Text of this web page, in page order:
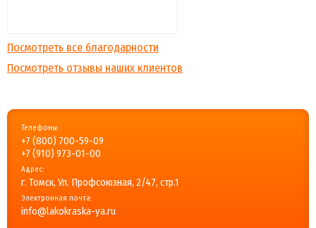
Посмотреть все благодарности
Посмотреть отзывы наших клиентов
Телефоны:
+7 (800) 700-59-09
+7 (910) 973-01-00
Адрес:
г. Томск, Ул. Профсоюзная, 2/47, стр.1
Электронная почта:
info@lakokraska-ya.ru